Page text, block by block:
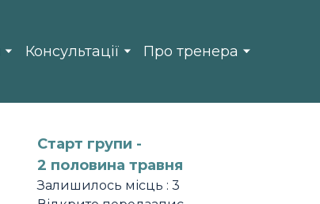
Консультації Про тренера
Старт групи -
2 половина травня
Залишилось місць : 3